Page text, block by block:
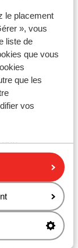
le placement
», vous
liste de
que vous
que les
vos
ou
Vos
séjour doit
aucune